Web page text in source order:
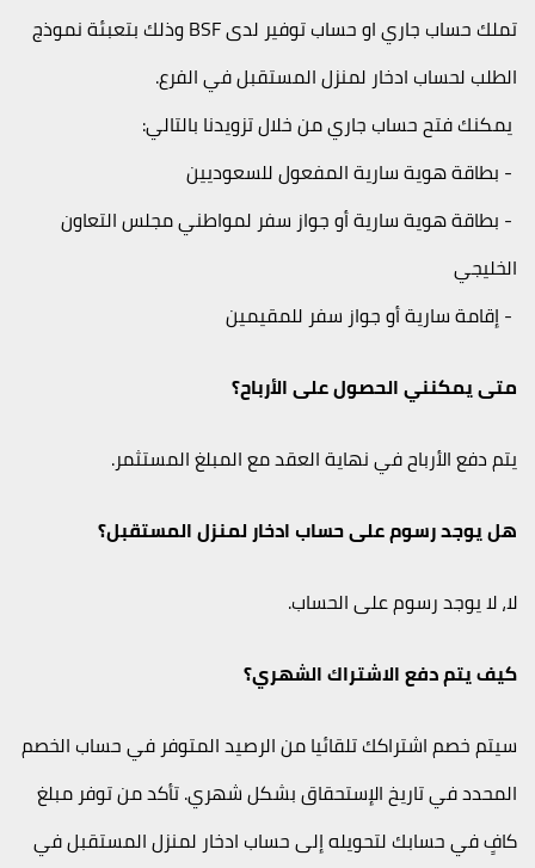
تملك حساب جاري او حساب توفير لدىBSFوذلك بتعبئة نموذج
الطلب لحساب ادخار لمنزل المستقبل في الفرع.
يمكنك فتح حساب جاري من خلال تزويدنا بالتالي:
- بطاقة هوية سارية المفعول للسعوديين
- بطاقة هوية سارية أو جواز سفر لمواطني مجلس التعاون
الخليجي
- إقامة سارية أو جواز سفر للمقيمين
متى يمكنني الحصول على الأرباح؟
يتم دفع الأرباح في نهاية العقد مع المبلغ المستثمر.
هل يوجد رسوم على حساب ادخار لمنزل المستقبل؟
لا، لا يوجد رسوم على الحساب.
كيف يتم دفع الاشتراك الشهري؟
سيتم خصم اشتراكك تلقائيا من الرصيد المتوفر في حساب الخصم
المحدد في تاريخ الإستحقاق بشكل شهري. تأكد من توفر مبلغ
كافٍ في حسابك لتحويله إلى حساب ادخار لمنزل المستقبلفي